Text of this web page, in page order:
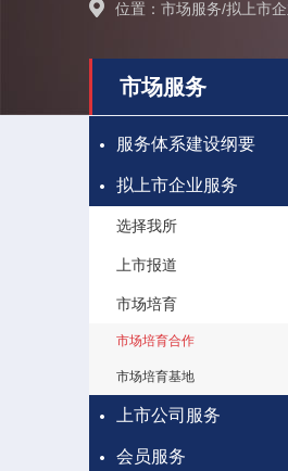
位置： 市场服务/拟上市
市场服务
服务体系建设纲要
拟上市企业服务
选择我所
上市报道
市场培育
市场培育合作
市场培育基地
上市公司服务
会员服务